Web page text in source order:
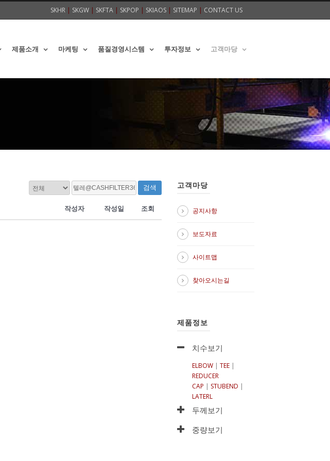
SKHR | SKGW | SKFTA | SKPOP | SKIAOS | SITEMAP | CONTACT US
제품소개 마케팅 품질경영시스템 투자정보 고객마당
검색
작성자 작성일 조회
고객마당
공지사항
보도자료
사이트맵
찾아오시는길
제품정보
치수보기
ELBOW | TEE |
REDUCER
CAP | STUBEND |
LATERL
두께보기
중량보기